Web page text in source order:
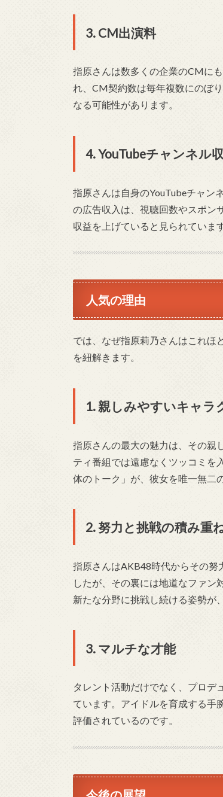
3. CM出演料
指原さんは数多くの企業のCMに
れ、CM契約数は毎年複数にのぼ
なる可能性があります。
4. YouTubeチャンネル
指原さんは自身のYouTubeチャン
の広告収入は、視聴回数やスポン
収益を上げていると見られています
人気の理由
では、なぜ指原莉乃さんはこれほ
を紐解きます。
1. 親しみやすいキャラ
指原さんの最大の魅力は、その親
ティ番組では遠慮なくツッコミを
体のトーク」が、彼女を唯一無二
2. 努力と挑戦の積み重
指原さんはAKB48時代からその努
したが、その裏には地道なファン
新たな分野に挑戦し続ける姿勢が
3. マルチな才能
タレント活動だけでなく、プロデ
ています。アイドルを育成する手
評価されているのです。